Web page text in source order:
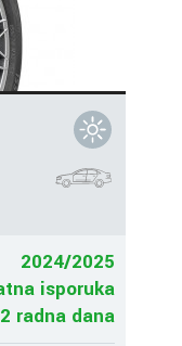
2024/2025
isporuka
radna dana